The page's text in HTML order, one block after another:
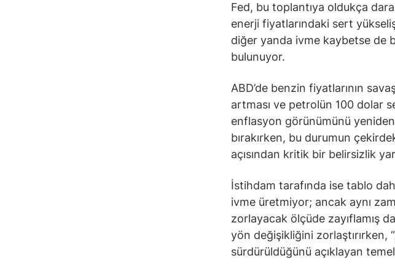
Fed, bu toplantıya oldukça
enerji fiyatlarındaki sert
diğer yanda ivme kaybetse de
bulunuyor.
ABD’de benzin fiyatlarının
artması ve petrolün 100 dolar
enflasyon görünümünü yeniden
bırakırken, bu durumun
açısından kritik bir belirsizlik
İstihdam tarafında ise tablo
ivme üretmiyor; ancak aynı
zorlayacak ölçüde zayıflamış
yön değişikliğini zorlaştırırken,
sürdürüldüğünü açıklayan